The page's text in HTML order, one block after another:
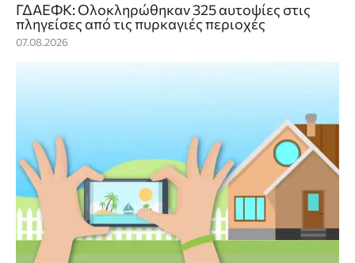
ΓΔΑΕΦΚ: Ολοκληρώθηκαν 325 αυτοψίες στις
πληγείσες από τις πυρκαγιές περιοχές
07.08.2026